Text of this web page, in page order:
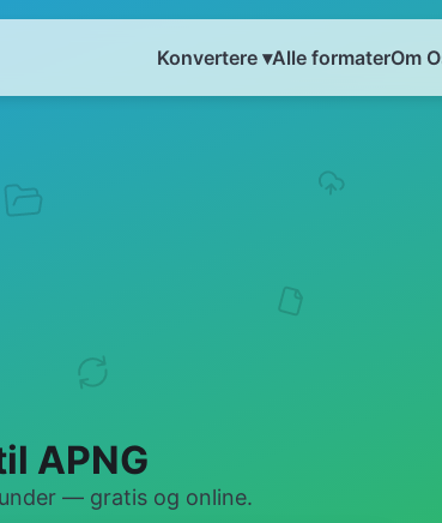
Konvertere ▾Alle formaterOm
APNG
— gratis og online.